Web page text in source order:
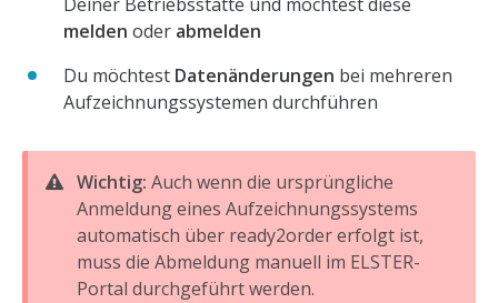
melden oder abmelden
Du möchtest Datenänderungen bei mehreren
Aufzeichnungssystemen durchführen
Wichtig: Auch wenn die ursprüngliche
Anmeldung eines Aufzeichnungssystems
automatisch über ready2order erfolgt ist,
muss die Abmeldung manuell im ELSTER-
Portal durchgeführt werden.